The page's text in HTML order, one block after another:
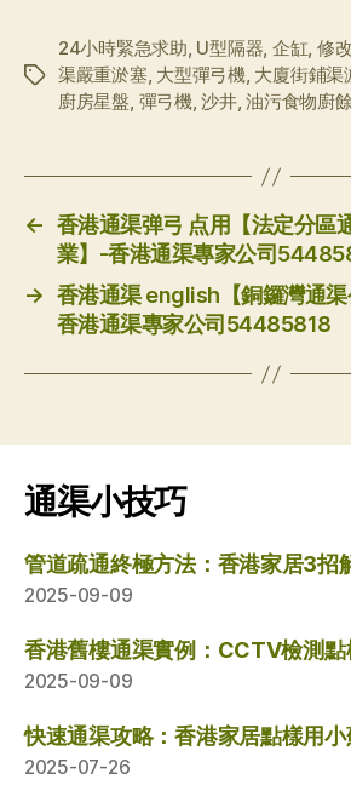
标
24小時緊急求助, U型隔器, 企缸, 修改
渠嚴重淤塞, 大型彈弓機, 大廈街鋪渠
廚房星盤, 彈弓機,沙井,油污食物廚餘
← 香港通渠弹弓 点用【法定分區
業】-香港通渠專家公司
→ 香港通渠 english【銅鑼灣通
香港通渠專家公司54485818
通渠小技巧
管道疏通終極方法：香港家居3招
2025-09-09
香港舊樓通渠實例：CCTV檢測點
2025-09-09
快速通渠攻略：香港家居點樣用小
2025-07-26